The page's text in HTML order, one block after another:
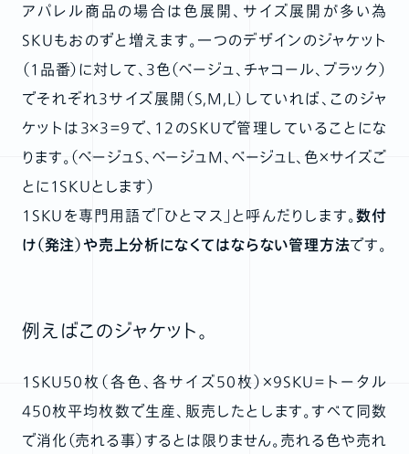
アパレル商品の場合は色展開、サイズ展開が多い為
SKUもおのずと増えます。一つのデザインのジャケット
（1品番）に対して、3色（ベージュ、チャコール、ブラック）
でそれぞれ3サイズ展開（S,M,L）していれば、このジャ
ケットは3×3＝9で、12のSKUで管理していることにな
ります。（ベージュS、ベージュM、ベージュL、色×サイズご
とに1SKUとします）
1SKUを専門用語で「ひとマス」と呼んだりします。数付
け（発注）や売上分析になくてはならない管理方法です。
例えばこのジャケット。
1SKU50枚（各色、各サイズ50枚）×9SKU＝トータル
450枚平均枚数で生産、販売したとします。すべて同数
で消化（売れる事）するとは限りません。売れる色や売れ